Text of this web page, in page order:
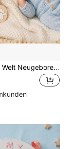
Holz Bär Hallo Welt Neugeborenen Geburtsankündigungsschild, Baby Foto Requisite, Name Datum Gewicht Größe Aufzeichnungstafel, Kinderzimmer Erinnerungsdekor Schild, Vollmonat 100 Tage Foto Requisite